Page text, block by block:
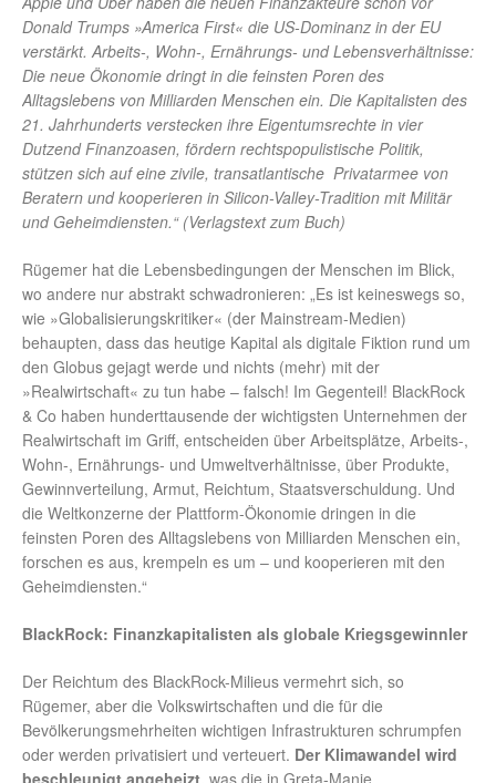
Donald Trumps »America First« die US-Dominanz in der EU
verstärkt. Arbeits-, ­Wohn-, ­Ernährungs- und Lebensverhältnisse:
Die neue Ökonomie dringt in die feinsten Poren des
Alltagslebens von Milliarden Menschen ein. Die Kapitalisten des
21. Jahrhunderts verstecken ihre Eigentumsrechte in vier
Dutzend Finanzoasen, fördern rechtspopulistische Politik,
stützen sich auf eine zivile, trans­atlantische Privatarmee von
Beratern und kooperieren in ­Silicon-Valley-Tradition mit Militär
und Geheimdiensten.“ (Verlagstext zum Buch)
Rügemer hat die Lebensbedingungen der Menschen im Blick,
wo andere nur abstrakt schwadronieren: „Es ist keineswegs so,
wie »Globalisierungskritiker« (der Mainstream-Medien)
behaupten, dass das heutige Kapital als digitale Fiktion rund um
den Globus gejagt werde und nichts (mehr) mit der
»Realwirtschaft« zu tun habe – falsch! Im Gegenteil! BlackRock
& Co haben hunderttausende der wichtigsten Unternehmen der
Realwirtschaft im Griff, entscheiden über Arbeitsplätze, Arbeits-,
Wohn-, Ernährungs- und Umweltverhältnisse, über Produkte,
Gewinnverteilung, Armut, Reichtum, Staatsverschuldung. Und
die Weltkonzerne der Plattform-Ökonomie dringen in die
feinsten Poren des Alltagslebens von Milliarden Menschen ein,
forschen es aus, krempeln es um – und kooperieren mit den
Geheimdiensten.“
BlackRock: Finanzkapitalisten als globale Kriegsgewinnler
Der Reichtum des BlackRock-Milieus vermehrt sich, so
Rügemer, aber die Volkswirtschaften und die für die
Bevölkerungsmehrheiten wichtigen Infrastrukturen schrumpfen
oder werden privatisiert und verteuert. Der Klimawandel wird